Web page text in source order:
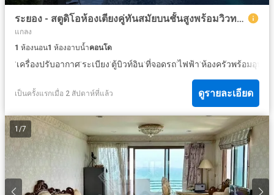
ระยอง - สตูดิโอห้องเตียงคู่ทันสมัยบนชั้นสูงพร้อมวิวทะเล
แกลง
1 ห้องนอน1 ห้องอาบน้ำคอนโด
·เครื่องปรับอากาศ·ระเบียง·ตู้บิวท์อิน·ที่จอดรถ·ไฟฟ้า·ห้องครัวพร้อมอุปก
เป็นครั้งแรกเมื่อ 2 สัปดาห์ที่แล้ว ดูรายละเอียด
1 /7